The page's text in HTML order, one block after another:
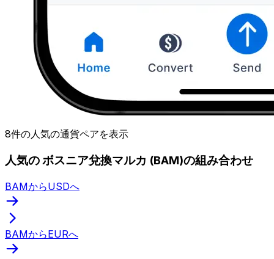
8件の人気の通貨ペアを表示
人気の ボスニア兌換マルカ (BAM)の組み合わせ
BAMからUSDへ
BAMからEURへ